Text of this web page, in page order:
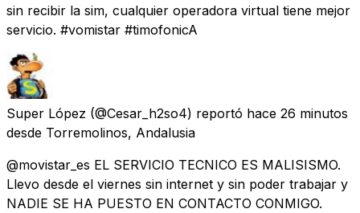
sin recibir la sim, cualquier operadora virtual tiene mejor
servicio. #vomistar #timofonicA
Super López (@Cesar_h2so4) reportó hace 26 minutos
desde Torremolinos, Andalusia
@movistar_es EL SERVICIO TECNICO ES MALISISMO.
Llevo desde el viernes sin internet y sin poder trabajar y
NADIE SE HA PUESTO EN CONTACTO CONMIGO.